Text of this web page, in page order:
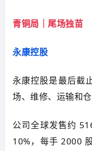
青铜局｜尾场独苗
永康控股
永康控股是最后截
场、维修、运输和仓
公司全球发售约
10%，每手 2000